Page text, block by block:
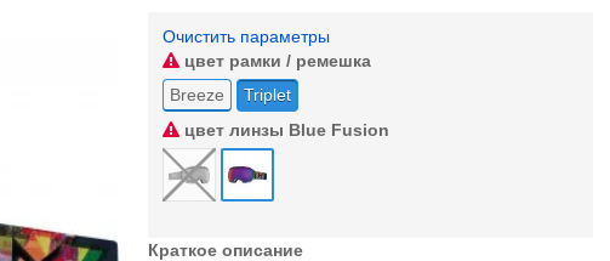
Очистить параметры
цвет рамки / ремешка
Breeze
Triplet
цвет линзы Blue Fusion
Краткое описание